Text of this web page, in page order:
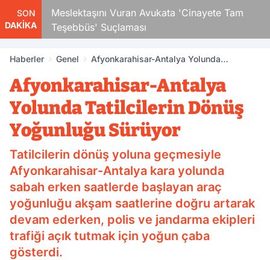
SON
DAKİKA
Meslektaşını Vuran Avukata 'Cinayete Tam
Teşebbüs' Suçlaması
Haberler Genel
Afyonkarahisar-Antalya Yolunda
Afyonkarahisar-Antalya
Yolunda Tatilcilerin Dönüş
Yoğunluğu Sürüyor
Tatilcilerin dönüş yoluna geçmesiyle
Afyonkarahisar-Antalya kara yolunda
sabah erken saatlerde başlayan araç
yoğunluğu akşam saatlerine doğru artarak
devam ederken, polis ve jandarma ekipleri
trafiği açık tutmak için yoğun çaba
gösterdi.